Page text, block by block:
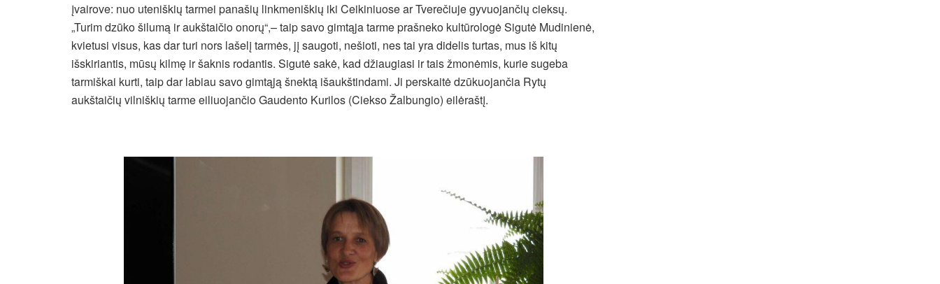
įvairove: nuo uteniškių tarmei panašių linkmeniškių iki Ceikiniuose ar Tverečiuje gyvuojančių cieksų.
„Turim dzūko šilumą ir aukštaičio onorų“,– taip savo gimtąja tarme prašneko kultūrologė Sigutė Mudinienė,
kvietusi visus, kas dar turi nors lašelį tarmės, jį saugoti, nešioti, nes tai yra didelis turtas, mus iš kitų
išskiriantis, mūsų kilmę ir šaknis rodantis. Sigutė sakė, kad džiaugiasi ir tais žmonėmis, kurie sugeba
tarmiškai kurti, taip dar labiau savo gimtąją šnektą išaukštindami. Ji perskaitė dzūkuojančia Rytų
aukštaičių vilniškių tarme eiliuojančio Gaudento Kurilos (Ciekso Žalbungio) eilėraštį.